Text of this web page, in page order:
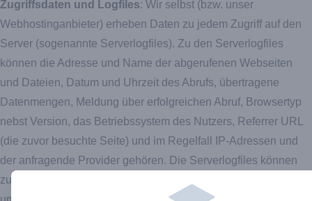
Zugriffsdaten und Logfiles: Wir selbst (bzw. unser
Webhostinganbieter) erheben Daten zu jedem Zugriff auf den
Server (sogenannte Serverlogfiles). Zu den Serverlogfiles
können die Adresse und Name der abgerufenen Webseiten
und Dateien, Datum und Uhrzeit des Abrufs, übertragene
Datenmengen, Meldung über erfolgreichen Abruf, Browsertyp
nebst Version, das Betriebssystem des Nutzers, Referrer URL
(die zuvor besuchte Seite) und im Regelfall IP-Adressen und
der anfragende Provider gehören. Die Serverlogfiles können
zum einen zu Zwecken der Sicherheit eingesetzt werden, z.B.,